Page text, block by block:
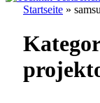
Startseite »